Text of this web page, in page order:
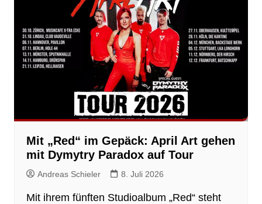
Mit „Red“ im Gepäck: April Art gehen
mit Dymytry Paradox auf Tour
Andreas Schieler 8. Juli 2026
Mit ihrem fünften Studioalbum „Red“ steht